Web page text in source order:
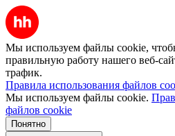
Мы используем файлы cookie,
правильную работу нашего веб-
трафик.
Правила использования файлов
Мы используем файлы cookie.
файлов cookie
Понятно